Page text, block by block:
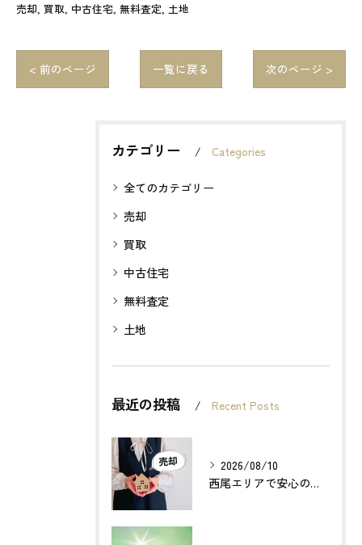
売却 買取 中古住宅 無料査定 土地
< 前のページ 一覧に戻る 次のページ >
カテゴリー Categories
全てのカテゴリー
売却
買取
中古住宅
無料査定
土地
最近の投稿 Recent Posts
2026/08/10
西尾エリアで安心の不動産売却サポート戦略とは？